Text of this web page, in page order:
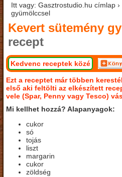
Itt vagy: Gasztrostudio.hu címlap
gyümölccsel
Kevert sütemény
recept
Kedvenc receptek közé
Ezt a receptet már többen
első aki feltölti az elkészített
vele (Spar, Penny vagy Tesco)
Mi kellhet hozzá? Alapanyagok:
cukor
só
tojás
liszt
margarin
cukor
zöldség